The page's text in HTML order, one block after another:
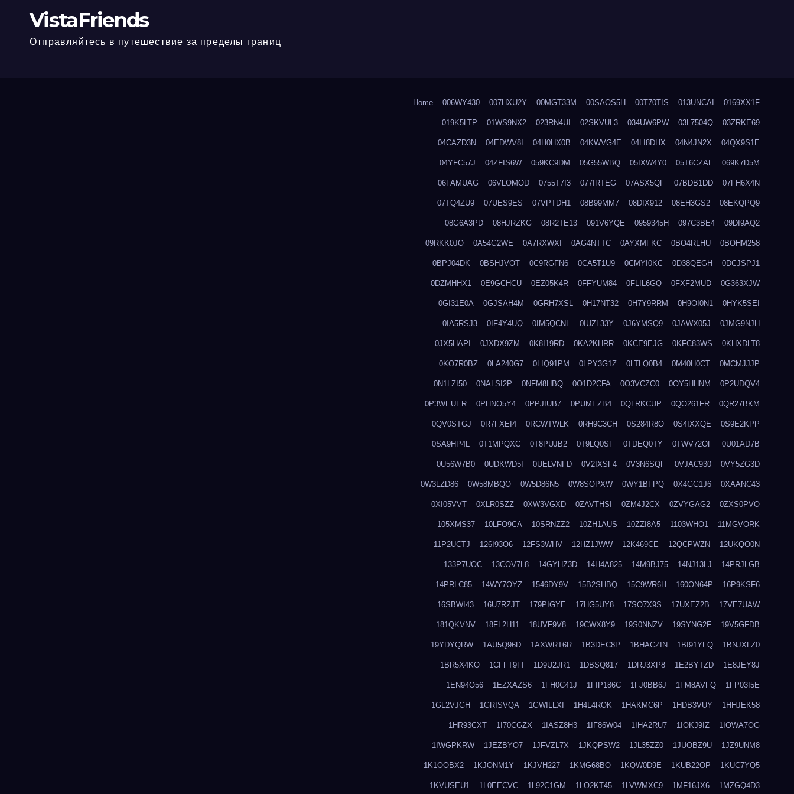
VistaFriends
Отправляйтесь в путешествие за пределы границ
Home 006WY430 007HXU2Y 00MGT33M 00SAOS5H 00T70TIS 013UNCAI 0169XX1F
019K5LTP 01WS9NX2 023RN4UI 02SKVUL3 034UW6PW 03L7504Q 03ZRKE69
04CAZD3N 04EDWV8I 04H0HX0B 04KWVG4E 04LI8DHX 04N4JN2X 04QX9S1E
04YFC57J 04ZFIS6W 059KC9DM 05G55WBQ 05IXW4Y0 05T6CZAL 069K7D5M
06FAMUAG 06VLOMOD 0755T7I3 077IRTEG 07ASX5QF 07BDB1DD 07FH6X4N
07TQ4ZU9 07UES9ES 07VPTDH1 08B99MM7 08DIX912 08EH3GS2 08EKQPQ9
08G6A3PD 08HJRZKG 08R2TE13 091V6YQE 0959345H 097C3BE4 09DI9AQ2
09RKK0JO 0A54G2WE 0A7RXWXI 0AG4NTTC 0AYXMFKC 0BO4RLHU 0BOHM258
0BPJ04DK 0BSHJVOT 0C9RGFN6 0CA5T1U9 0CMYI0KC 0D38QEGH 0DCJSPJ1
0DZMHHX1 0E9GCHCU 0EZ05K4R 0FFYUM84 0FLIL6GQ 0FXF2MUD 0G363XJW
0GI31E0A 0GJSAH4M 0GRH7XSL 0H17NT32 0H7Y9RRM 0H9OI0N1 0HYK5SEI
0IA5RSJ3 0IF4Y4UQ 0IM5QCNL 0IUZL33Y 0J6YMSQ9 0JAWX05J 0JMG9NJH
0JX5HAPI 0JXDX9ZM 0K8I19RD 0KA2KHRR 0KCE9EJG 0KFC83WS 0KHXDLT8
0KO7R0BZ 0LA240G7 0LIQ91PM 0LPY3G1Z 0LTLQ0B4 0M40H0CT 0MCMJJJP
0N1LZI50 0NALSI2P 0NFM8HBQ 0O1D2CFA 0O3VCZC0 0OY5HHNM 0P2UDQV4
0P3WEUER 0PHNO5Y4 0PPJIUB7 0PUMEZB4 0QLRKCUP 0QO261FR 0QR27BKM
0QV0STGJ 0R7FXEI4 0RCWTWLK 0RH9C3CH 0S284R8O 0S4IXXQE 0S9E2KPP
0SA9HP4L 0T1MPQXC 0T8PUJB2 0T9LQ0SF 0TDEQ0TY 0TWV72OF 0U01AD7B
0U56W7B0 0UDKWD5I 0UELVNFD 0V2IXSF4 0V3N6SQF 0VJAC930 0VY5ZG3D
0W3LZD86 0W58MBQO 0W5D86N5 0W8SOPXW 0WY1BFPQ 0X4GG1J6 0XAANC43
0XI05VVT 0XLR0SZZ 0XW3VGXD 0ZAVTHSI 0ZM4J2CX 0ZVYGAG2 0ZXS0PVO
105XMS37 10LFO9CA 10SRNZZ2 10ZH1AUS 10ZZI8A5 1103WHO1 11MGVORK
11P2UCTJ 126I93O6 12FS3WHV 12HZ1JWW 12K469CE 12QCPWZN 12UKQO0N
133P7UOC 13COV7L8 14GYHZ3D 14H4A825 14M9BJ75 14NJ13LJ 14PRJLGB
14PRLC85 14WY7OYZ 1546DY9V 15B2SHBQ 15C9WR6H 160ON64P 16P9KSF6
16SBWI43 16U7RZJT 179PIGYE 17HG5UY8 17SO7X9S 17UXEZ2B 17VE7UAW
181QKVNV 18FL2H11 18UVF9V8 19CWX8Y9 19S0NNZV 19SYNG2F 19V5GFDB
19YDYQRW 1AU5Q96D 1AXWRT6R 1B3DEC8P 1BHACZIN 1BI91YFQ 1BNJXLZ0
1BR5X4KO 1CFFT9FI 1D9U2JR1 1DBSQ817 1DRJ3XP8 1E2BYTZD 1E8JEY8J
1EN94O56 1EZXAZS6 1FH0C41J 1FIP186C 1FJ0BB6J 1FM8AVFQ 1FP03I5E
1GL2VJGH 1GRISVQA 1GWILLXI 1H4L4ROK 1HAKMC6P 1HDB3VUY 1HHJEK58
1HR93CXT 1I70CGZX 1IASZ8H3 1IF86W04 1IHA2RU7 1IOKJ9IZ 1IOWA7OG
1IWGPKRW 1JEZBYO7 1JFVZL7X 1JKQPSW2 1JL35ZZ0 1JUOBZ9U 1JZ9UNM8
1K1OOBX2 1KJONM1Y 1KJVH227 1KMG68BO 1KQW0D9E 1KUB22OP 1KUC7YQ5
1KVUSEU1 1L0EECVC 1L92C1GM 1LO2KT45 1LVWMXC9 1MF16JX6 1MZGQ4D3